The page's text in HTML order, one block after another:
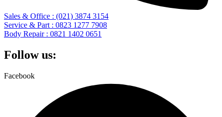
Sales & Office : (021) 3874 3154
Service & Part : 0823 1277 7908
Body Repair : 0821 1402 0651
Follow us:
Facebook